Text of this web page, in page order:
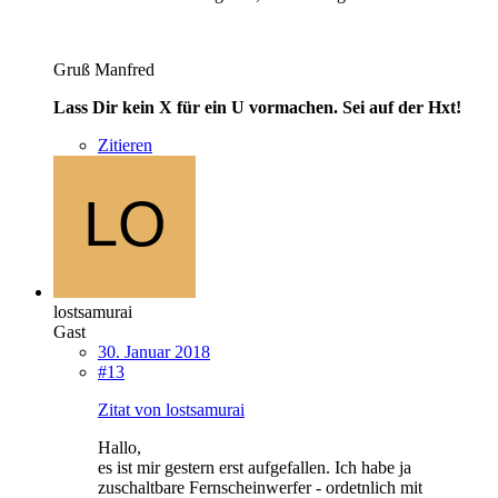
Gruß Manfred
Lass Dir kein X für ein U vormachen. Sei auf der Hxt!
Zitieren
lostsamurai
Gast
30. Januar 2018
#13
Zitat von lostsamurai
Hallo,
es ist mir gestern erst aufgefallen. Ich habe ja
zuschaltbare Fernscheinwerfer - ordetnlich mit